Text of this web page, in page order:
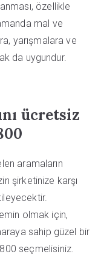
özellikle
mal ve
yarışmalara ve
da uygundur.
ücretsiz
aramaların
şirketinize karşı
olmak için,
sahip güzel bir
seçmelisiniz.